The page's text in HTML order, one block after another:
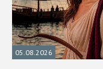
05.08.2026